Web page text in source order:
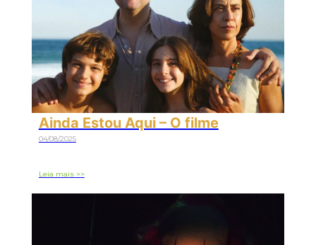
Ainda Estou Aqui – O filme
04/08/2025
Leia mais >>